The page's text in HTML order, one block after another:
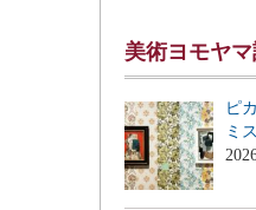
美術ヨモヤ
ピ
ミ